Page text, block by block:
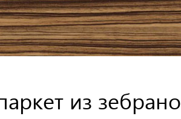
из зебрано